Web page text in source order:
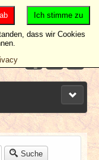
Suche
Ich stimme zu
dass wir Cookies